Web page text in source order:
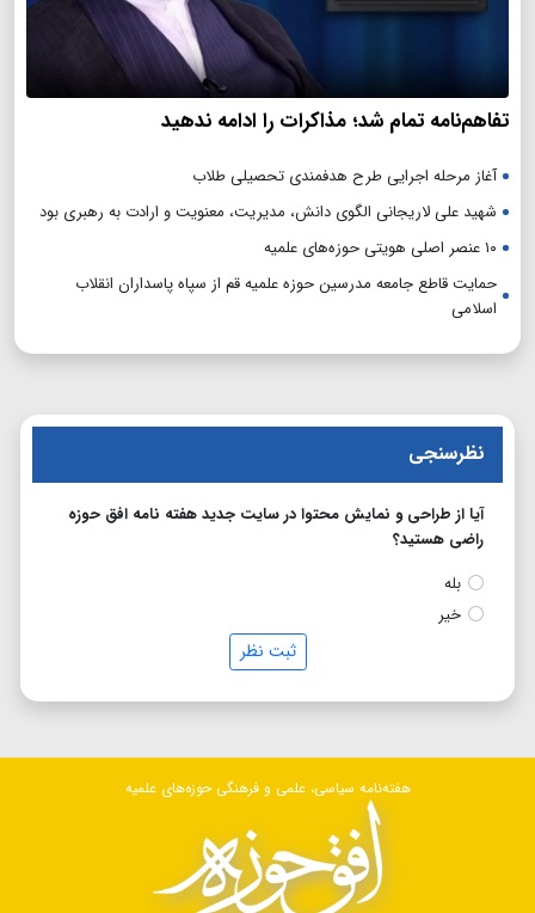
تفاهم‌نامه تمام شد؛ مذاکرات را ادامه ندهید
آغاز مرحله اجرایی طرح هدفمندی تحصیلی طلاب
شهید علی لاریجانی الگوی دانش، مدیریت، معنویت و ارادت به رهبری بود
۱۰ عنصر اصلی هویتی حوزه‌های علمیه
حمایت قاطع جامعه مدرسین حوزه علمیه قم از سپاه پاسداران انقلاب
اسلامی
نظرسنجی
آیا از طراحی و نمایش محتوا در سایت جدید هفته نامه افق حوزه
راضی هستید؟
بله
خیر
ثبت نظر
هفته‌نامه سیاسی، علمی و فرهنگی حوزه‌های علمیه